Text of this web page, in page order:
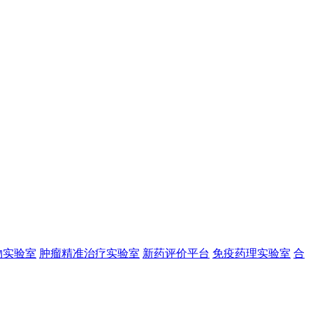
验室 肿瘤精准治疗实验室 新药评价平台 免疫药理实验室 合